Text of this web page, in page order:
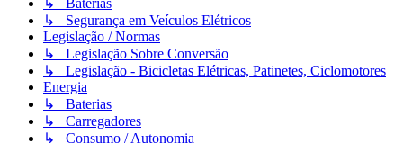
↳ Baterias
↳ Segurança em Veículos Elétricos
Legislação / Normas
↳ Legislação Sobre Conversão
↳ Legislação - Bicicletas Elétricas, Patinetes, Ciclomotores
Energia
↳ Baterias
↳ Carregadores
↳ Consumo / Autonomia